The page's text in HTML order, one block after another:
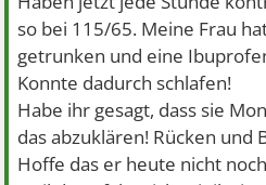
so bei 115/65. Meine Frau
getrunken und eine
Konnte dadurch schlafen!
Habe ihr gesagt, dass sie
das abzuklären! Rücken und
Hoffe das er heute nicht